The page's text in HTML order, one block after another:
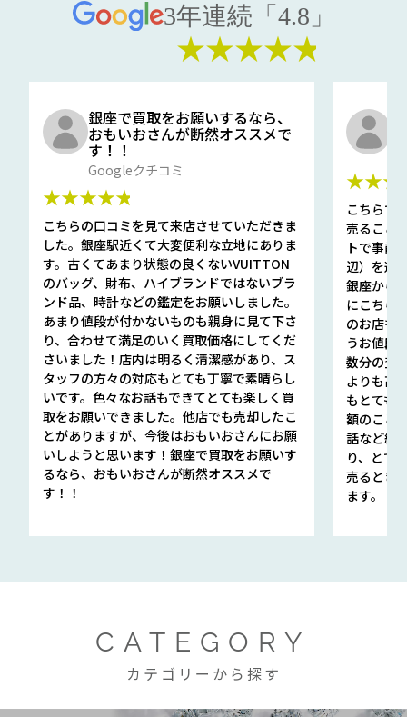
3年連続「4.8」
★★★★★
銀座で買取をお願いするなら、
おもいおさんが断然オススメで
す！！
Googleクチコミ
★★★★★
こちらの口コミを見て来店させていただきま
した。銀座駅近くて大変便利な立地にありま
す。古くてあまり状態の良くないVUITTON
のバッグ、財布、ハイブランドではないブラ
ンド品、時計などの鑑定をお願いしました。
あまり値段が付かないものも親身に見て下さ
り、合わせて満足のいく買取価格にしてくだ
さいました！店内は明るく清潔感があり、ス
タッフの方々の対応もとても丁寧で素晴らし
いです。色々なお話もできてとても楽しく買
取をお願いできました。他店でも売却したこ
とがありますが、今後はおもいおさんにお願
いしようと思います！銀座で買取をお願いす
るなら、おもいおさんが断然オススメで
す！！
こちらで
売ること
トで事前
辺）を選
銀座から
にこちら
のお店も
うお値段
数分の査
よりも高
もとても
額のこと
話など細
り、とて
売るとき
ます。
CATEGORY
カテゴリーから探す